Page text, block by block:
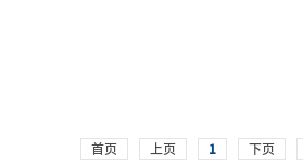
首页 上页 1 下页